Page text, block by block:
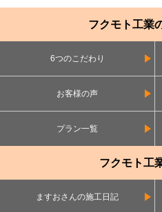
フクモト工業
6つのこだわり
お客様の声
プラン一覧
フクモト工
ますおさんの施工日記